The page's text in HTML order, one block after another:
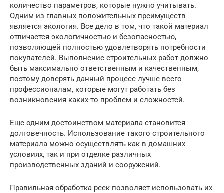
количество параметров, которые нужно учитывать.
Одним из главных положительных преимуществ
является экология. Все дело в том, что такой материал
отличается экологичностью и безопасностью,
позволяющей полностью удовлетворять потребности
покупателей. Выполнение строительных работ должно
быть максимально ответственным и качественным,
поэтому доверять данный процесс лучше всего
профессионалам, которые могут работать без
возникновения каких-то проблем и сложностей.
Еще одним достоинством материала становится
долговечность. Использование такого строительного
материала можно осуществлять как в домашних
условиях, так и при отделке различных
производственных зданий и сооружений.
Правильная обработка реек позволяет использовать их